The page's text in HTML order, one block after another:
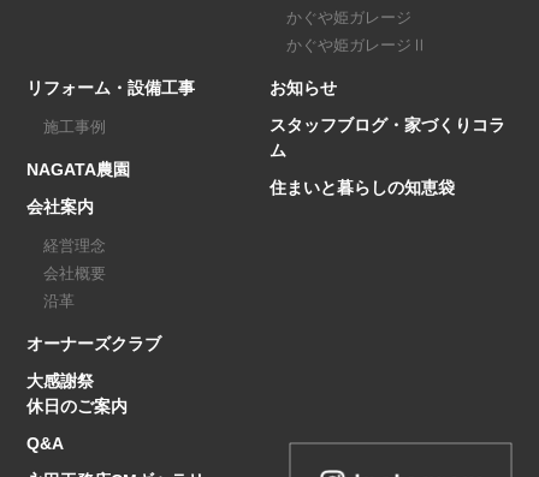
かぐや姫ガレージ
かぐや姫ガレージⅡ
リフォーム・設備工事
施工事例
NAGATA農園
会社案内
経営理念
会社概要
沿革
オーナーズクラブ
大感謝祭
休日のご案内
Q&A
お知らせ
スタッフブログ・家づくりコラ
ム
住まいと暮らしの知恵袋